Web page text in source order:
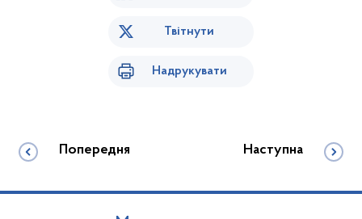
Твітнути
Надрукувати
Попередня Наступна